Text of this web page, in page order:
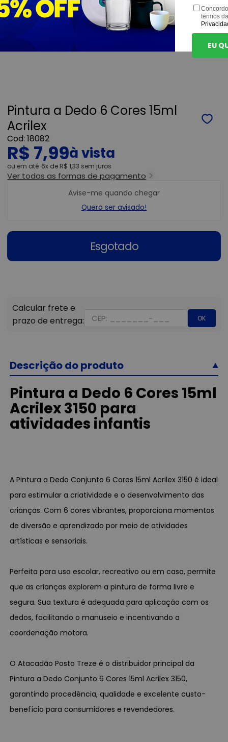
Pintura a Dedo 6 Cores 15ml
Acrilex
18082
R$ 7,99
ou 6x de R$ 1,33 sem juros
Ver todas as formas de pagamento
Esgotado
Avise-me quando chegar
Quero ser avisado!
OK
Descrição do produto
Pintura a Dedo 6 Cores 15ml
Acrilex 3150 para
atividades infantis
A Pintura a Dedo Conjunto 6 Cores 15ml Acrilex 3150 é ideal
para estimular a criatividade e o desenvolvimento das
crianças. Com 6 cores vibrantes, proporciona momentos
de diversão e aprendizado por meio de atividades
artísticas e sensoriais.
Perfeita para uso escolar, recreativo ou em casa, permite
que as crianças explorem a pintura de forma livre e
segura. Sua textura é adequada para aplicação com os
dedos, facilitando o manuseio e incentivando a
coordenação motora.
O Atacadão Posto Treze é o distribuidor principal da
Pintura a Dedo Conjunto 6 Cores 15ml Acrilex 3150,
garantindo procedência, qualidade e excelente custo-
benefício para consumidores e revendedores.
termos
EU